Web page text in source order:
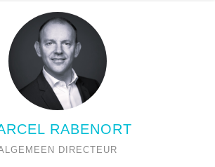
RABENORT
DIRECTEUR